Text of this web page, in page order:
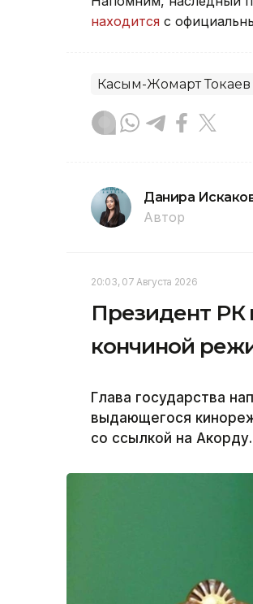
находится с
Касым-Жомарт Токаев
Данира
Автор
20:03, 07 Августа 2026
Президент РК
кончиной
Глава государства
выдающегося
со ссылкой на Акорду.